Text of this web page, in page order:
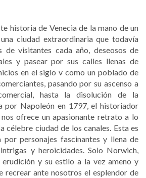
historia de Venecia de la mano de un
ciudad extraordinaria que todavía
de visitantes cada año, deseosos de
y pasear por sus calles llenas de
en el siglo v como un poblado de
pasando por su ascenso a
hasta la disolución de la
por Napoleón en 1797, el historiador
ofrece un apasionante retrato a lo
célebre ciudad de los canales. Esta es
personajes fascinantes y llena de
y heroicidades. Solo Norwich,
erudición y su estilo a la vez ameno y
recrear ante nosotros el esplendor de